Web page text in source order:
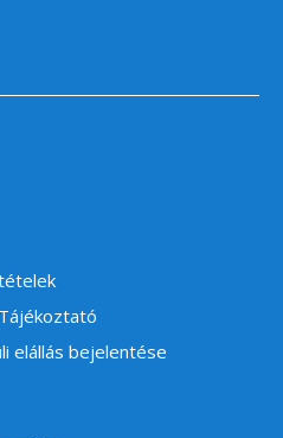
elállás bejelentése